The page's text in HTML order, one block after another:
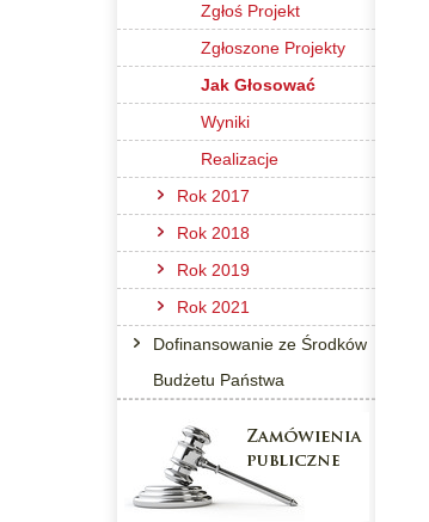
Zgłoś Projekt
Zgłoszone Projekty
Jak Głosować
Wyniki
Realizacje
Rok 2017
Rok 2018
Rok 2019
Rok 2021
Dofinansowanie ze Środków
Budżetu Państwa